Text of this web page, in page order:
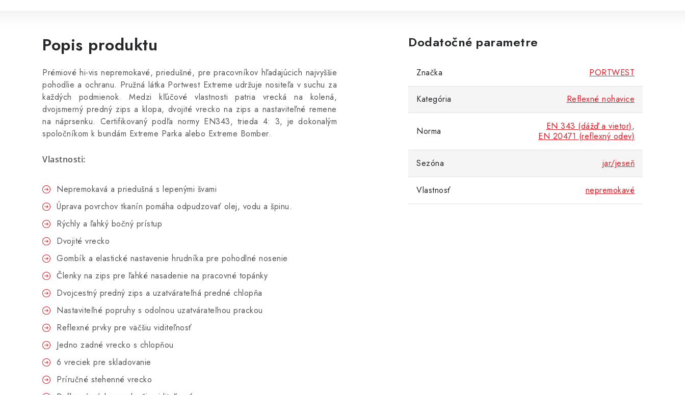
Popis produktu
Prémiové hi-vis nepremokavé, priedušné, pre pracovníkov hľadajúcich najvyššie
pohodlie a ochranu. Pružná látka Portwest Extreme udržuje nositeľa v suchu za
každých podmienok. Medzi kľúčové vlastnosti patria vrecká na kolená,
dvojsmerný predný zips a klopa, dvojité vrecko na zips a nastaviteľné remene
na náprsenku. Certifikovaný podľa normy EN343, trieda 4: 3, je dokonalým
spoločníkom k bundám Extreme Parka alebo Extreme Bomber.
Vlastnosti:
Nepremokavá a priedušná s lepenými švami
Úprava povrchov tkanín pomáha odpudzovať olej, vodu a špinu.
Rýchly a ľahký bočný prístup
Dvojité vrecko
Gombík a elastické nastavenie hrudníka pre pohodlné nosenie
Členky na zips pre ľahké nasadenie na pracovné topánky
Dvojcestný predný zips a uzatvárateľná predné chlopňa
Nastaviteľné popruhy s odolnou uzatvárateľnou prackou
Reflexné prvky pre väčšiu viditeľnosť
Jedno zadné vrecko s chlopňou
6 vreciek pre skladovanie
Príručné stehenné vrecko
Dodatočné parametre
Značka PORTWEST
Kategória Reflexné nohavice
Norma EN 343 (dážď a vietor),
EN 20471 (reflexný odev)
Sezóna jar/jeseň
Vlastnosť nepremokavé